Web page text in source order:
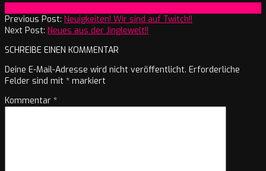
08-
15
Previous Post: Neuigkeiten! Wir sind auf Twitch!!
Next Post: Neues aus der Jinglewelt!!
SCHREIBE EINEN KOMMENTAR
Deine E-Mail-Adresse wird nicht veröffentlicht. Erforderliche
Felder sind mit * markiert
Kommentar *